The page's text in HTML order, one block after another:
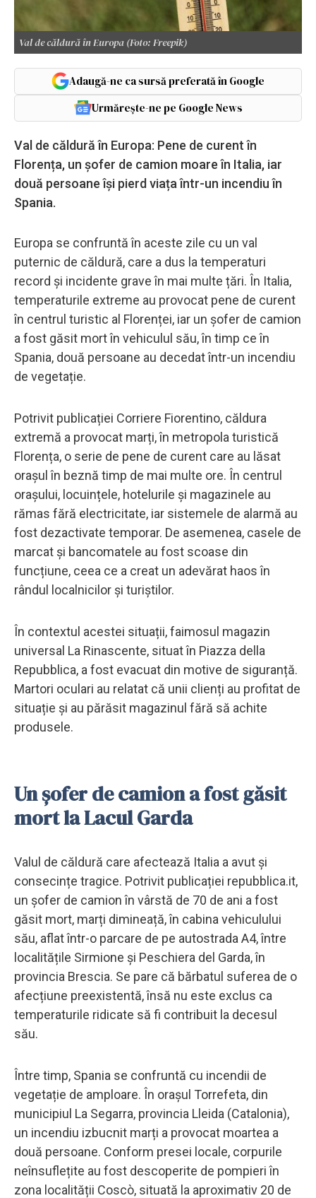
Val de căldură în Europa (Foto: Freepik)
Adaugă-ne ca sursă preferată în Google
Urmărește-ne pe Google News
Val de căldură în Europa: Pene de curent în
Florența, un șofer de camion moare în Italia, iar
două persoane își pierd viața într-un incendiu în
Spania.
Europa se confruntă în aceste zile cu un val
puternic de căldură, care a dus la temperaturi
record și incidente grave în mai multe țări. În Italia,
temperaturile extreme au provocat pene de curent
în centrul turistic al Florenței, iar un șofer de camion
a fost găsit mort în vehiculul său, în timp ce în
Spania, două persoane au decedat într-un incendiu
de vegetație.
Potrivit publicației Corriere Fiorentino, căldura
extremă a provocat marți, în metropola turistică
Florența, o serie de pene de curent care au lăsat
orașul în beznă timp de mai multe ore. În centrul
orașului, locuințele, hotelurile și magazinele au
rămas fără electricitate, iar sistemele de alarmă au
fost dezactivate temporar. De asemenea, casele de
marcat și bancomatele au fost scoase din
funcțiune, ceea ce a creat un adevărat haos în
rândul localnicilor și turiștilor.
În contextul acestei situații, faimosul magazin
universal La Rinascente, situat în Piazza della
Repubblica, a fost evacuat din motive de siguranță.
Martori oculari au relatat că unii clienți au profitat de
situație și au părăsit magazinul fără să achite
produsele.
Un șofer de camion a fost găsit
mort la Lacul Garda
Valul de căldură care afectează Italia a avut și
consecințe tragice. Potrivit publicației repubblica.it,
un șofer de camion în vârstă de 70 de ani a fost
găsit mort, marți dimineață, în cabina vehiculului
său, aflat într-o parcare de pe autostrada A4, între
localitățile Sirmione și Peschiera del Garda, în
provincia Brescia. Se pare că bărbatul suferea de o
afecțiune preexistentă, însă nu este exclus ca
temperaturile ridicate să fi contribuit la decesul
său.
Între timp, Spania se confruntă cu incendii de
vegetație de amploare. În orașul Torrefeta, din
municipiul La Segarra, provincia Lleida (Catalonia),
un incendiu izbucnit marți a provocat moartea a
două persoane. Conform presei locale, corpurile
neînsuflețite au fost descoperite de pompieri în
zona localității Coscò, situată la aproximativ 20 de